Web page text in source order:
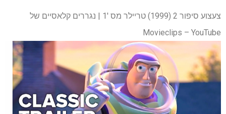
צעצוע סיפור 2 (1999) טריילר מס '1 | נגררים קלאסיים של
Movieclips – YouTube